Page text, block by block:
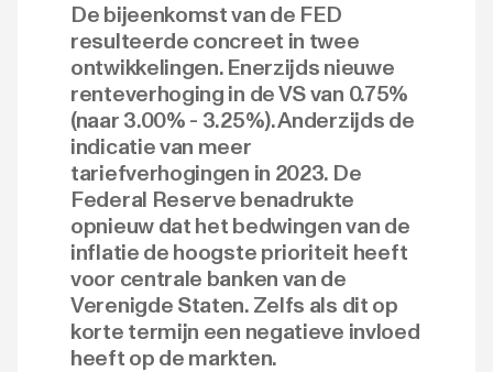
De bijeenkomst van de FED
resulteerde concreet in twee
ontwikkelingen. Enerzijds nieuwe
renteverhoging in de VS van 0.75%
(naar 3.00% - 3.25%). Anderzijds de
indicatie van meer
tariefverhogingen in 2023. De
Federal Reserve benadrukte
opnieuw dat het bedwingen van de
inflatie de hoogste prioriteit heeft
voor centrale banken van de
Verenigde Staten. Zelfs als dit op
korte termijn een negatieve invloed
heeft op de markten.